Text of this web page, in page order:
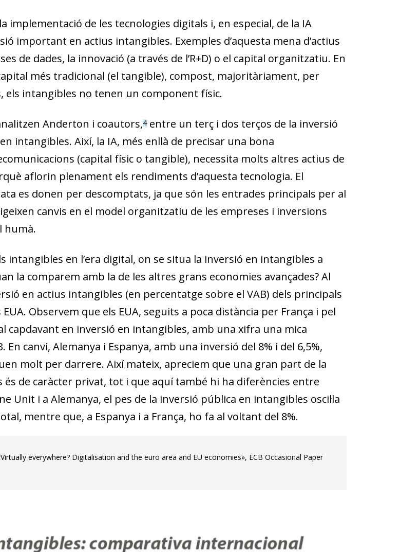
implementació de les tecnologies digitals i, en especial, de la IA
important en actius intangibles. Exemples d’aquesta mena d’actius
de dades, la innovació (a través de l’R+D) o el capital organitzatiu. En
més tradicional (el tangible), compost, majoritàriament, per
els intangibles no tenen un component físic.
Anderton i coautors,4entre un terç i dos terços de la inversió
intangibles. Així, la IA, més enllà de precisar una bona
(capital físic o tangible), necessita molts altres actius de
aflorin plenament els rendiments d’aquesta tecnologia. El
es donen per descomptats, ja que són les entrades principals per al
canvis en el model organitzatiu de les empreses i inversions
humà.
intangibles en l’era digital, on se situa la inversió en intangibles a
la comparem amb la de les altres grans economies avançades? Al
en actius intangibles (en percentatge sobre el VAB) dels principals
Observem que els EUA, seguits a poca distància per França i pel
capdavant en inversió en intangibles, amb una xifra una mica
En canvi, Alemanya i Espanya, amb una inversió del 8% i del 6,5%,
molt per darrere. Així mateix, apreciem que una gran part de la
és de caràcter privat, tot i que aquí també hi ha diferències entre
Unit i a Alemanya, el pes de la inversió pública en intangibles oscil·la
mentre que, a Espanya i a França, ho fa al voltant del 8%.
everywhere? Digitalisation and the euro area and EU economies», ECB Occasional Paper